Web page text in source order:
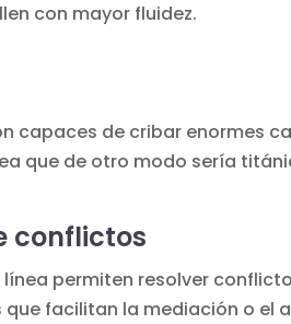
con mayor fluidez.
capaces de cribar enormes
que de otro modo sería
conflictos
línea permiten resolver
facilitan la mediación o el